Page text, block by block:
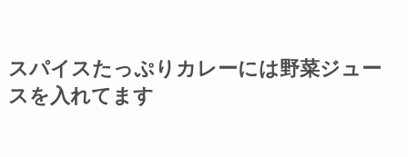
スパイスたっぷりカレーには野菜ジュー
スを入れてます